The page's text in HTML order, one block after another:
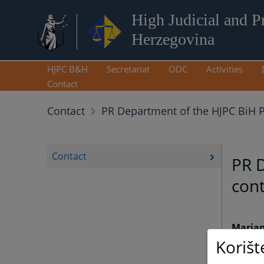
High Judicial and
Herzegovina
HJPC B&H Secretariat ODC Activities
Contact
Contact PR Department of the HJPC BiH
Contact
PR
+387
+387